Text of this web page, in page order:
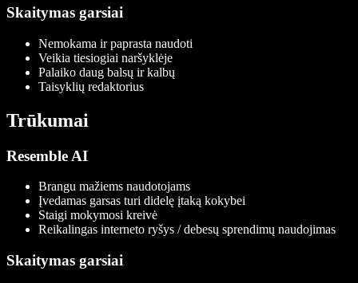
Skaitymas garsiai
Nemokama ir paprasta naudoti
Veikia tiesiogiai naršyklėje
Palaiko daug balsų ir kalbų
Taisyklių redaktorius
Trūkumai
Resemble AI
Brangu mažiems naudotojams
Įvedamas garsas turi didelę įtaką kokybei
Staigi mokymosi kreivė
Reikalingas interneto ryšys / debesų sprendimų naudojimas
Skaitymas garsiai